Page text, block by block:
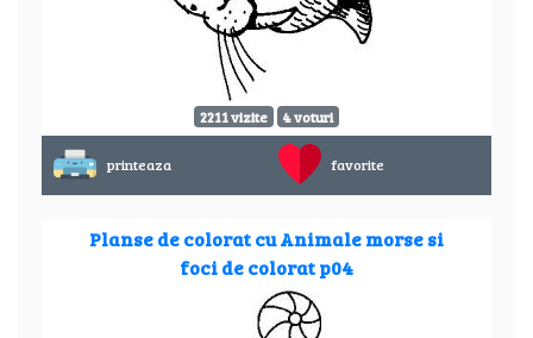
2211 vizite 4 voturi
printeaza favorite
Planse de colorat cu Animale morse si
foci de colorat p04